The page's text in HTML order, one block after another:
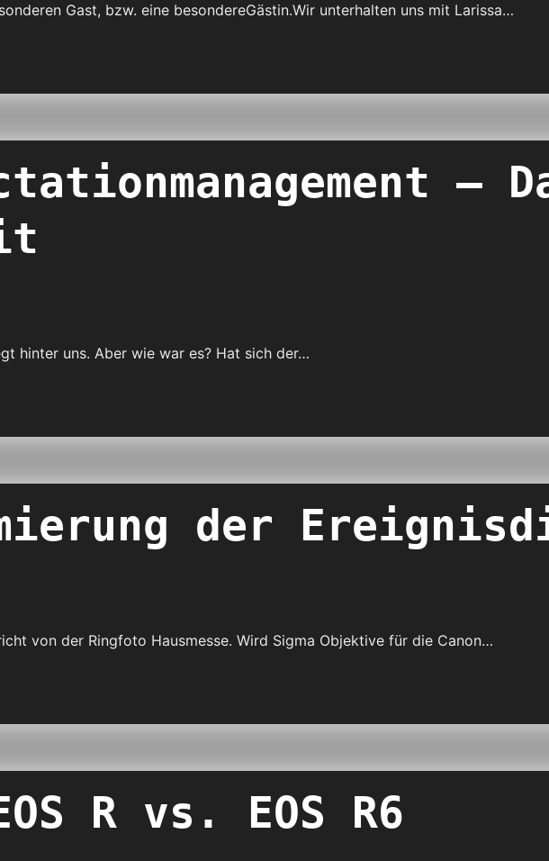
Gast, bzw. eine besondereGästin.Wir unterhalten uns mit Larissa…
–
hinter uns. Aber wie war es? Hat sich der…
der
von der Ringfoto Hausmesse. Wird Sigma Objektive für die Canon…
R vs. EOS R6